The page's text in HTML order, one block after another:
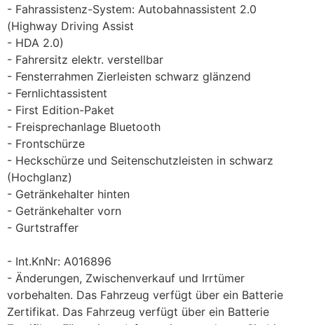
Fahrassistenz-System: Autobahnassistent 2.0
(Highway Driving Assist
HDA 2.0)
Fahrersitz elektr. verstellbar
Fensterrahmen Zierleisten schwarz glänzend
Fernlichtassistent
First Edition-Paket
Freisprechanlage Bluetooth
Frontschürze
Heckschürze und Seitenschutzleisten in schwarz
(Hochglanz)
Getränkehalter hinten
Getränkehalter vorn
Gurtstraffer
Int.KnNr: A016896
Änderungen, Zwischenverkauf und Irrtümer
vorbehalten. Das Fahrzeug verfügt über ein Batterie
Zertifikat. Das Fahrzeug verfügt über ein Batterie